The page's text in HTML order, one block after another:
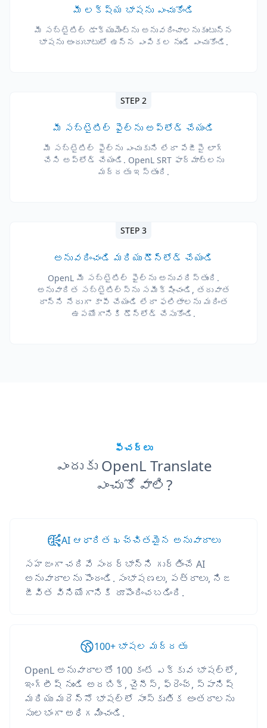
మీ లక్ష్య భాషను ఎంచుకోండి
మీ సబ్‌టైటిల్ డాక్యుమెంట్‌ను అనువదించాలనుకుంటున్న
భాషను అందుబాటులో ఉన్న ఎంపికల నుండి ఎంచుకోండి.
STEP 2
మీ సబ్‌టైటిల్ ఫైల్‌ను అప్‌లోడ్ చేయండి
మీ సబ్‌టైటిల్ ఫైల్‌ను ఎంచుకుని లేదా పేజీపై లాగ్
చేసి అప్‌లోడ్ చేయండి. OpenL SRT ఫార్మాట్లను
మద్దతు ఇస్తుంది.
STEP 3
అనువదించండి మరియు డౌన్‌లోడ్ చేయండి
OpenL మీ సబ్‌టైటిల్ ఫైల్‌ను అనువదిస్తుంది.
అనువాదిత సబ్‌టైటిల్స్‌ను సమీక్షించండి, తరువాత
దాన్ని నేరుగా కాపీ చేయండి లేదా ఫలితాలను మరింత
ఉపయోగానికి డౌన్‌లోడ్ చేసుకోండి.
ఫీచర్లు
ఎందుకు OpenL Translate
ఎంచుకోవాలి?
AI ఆధారిత ఖచ్చితమైన అనువాదాలు
సహజంగా చదివే సందర్భాన్ని గుర్తించే AI
అనువాదాలను పొందండి. సంభాషణలు, పత్రాలు, నిజ
జీవిత వినియోగానికి రూపొందించబడింది.
100+ భాషల మద్దతు
OpenL అనువాదాలతో 100 కంటే ఎక్కువ భాషల్లో,
ఇంగ్లీష్ నుండి అరబిక్, చైనీస్, ఫ్రెంచ్, స్పానిష్
మరియు మరెన్నో భాషల్లో సాంస్కృతిక అంతరాలను
సులభంగా అధిగమించండి.